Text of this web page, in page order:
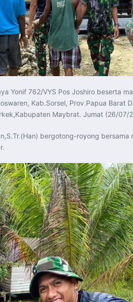
Yonif 762/VYS Pos Joshiro beserta
Kab.Sorsel, Prov.Papua
Maybrat. Jumat (26/07/
bergotong-royong